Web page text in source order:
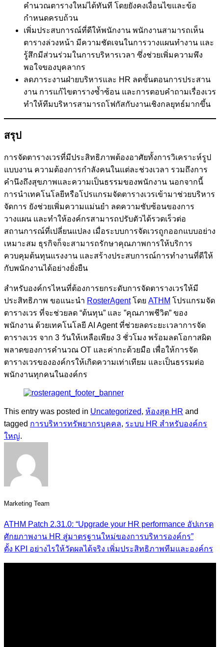
คำนวณตารางใหม่ได้ทันที โดยยังคงเงื่อนไขและข้อ
กำหนดครบถ้วน
เพิ่มประสบการณ์ที่ดีให้พนักงาน พนักงานสามารถเห็น
ตารางล่วงหน้า มีความชัดเจนในการวางแผนทำงาน และ
รู้สึกมีส่วนร่วมในการบริหารเวลา ซึ่งช่วยเพิ่มความพึง
พอใจของบุคลากร
ลดภาระงานฝ่ายบริหารและ HR ลดขั้นตอนการประสาน
งาน การแก้ไขตารางซ้ำซ้อน และการตอบคำถามเรื่องเวร
ทำให้ทีมบริหารสามารถโฟกัสกับงานเชิงกลยุทธ์มากขึ้น
สรุป
การจัดตารางเวรที่มีประสิทธิภาพต้องอาศัยทั้งการวิเคราะห์รูป
แบบงาน ความต้องการกำลังคนในแต่ละช่วงเวลา รวมถึงการ
คำนึงถึงสุขภาพและความเป็นธรรมของพนักงาน นอกจากนี้
การนำเทคโนโลยีหรือโปรแกรมจัดตารางเวรเข้ามาช่วยบริหาร
จัดการ ยังช่วยเพิ่มความแม่นยำ ลดความซับซ้อนของการ
วางแผน และทำให้องค์กรสามารถปรับตัวได้รวดเร็วต่อ
สถานการณ์ที่เปลี่ยนแปลง เมื่อระบบการจัดเวรถูกออกแบบอย่าง
เหมาะสม ธุรกิจก็จะสามารถรักษาคุณภาพการให้บริการ
ควบคุมต้นทุนแรงงาน และสร้างประสบการณ์การทำงานที่ดีให้
กับพนักงานได้อย่างยั่งยืน
สำหรับองค์กรไหนที่ต้องการยกระดับการจัดตารางเวรให้มี
ประสิทธิภาพ ขอแนะนำ RosterAgentโดย ATHM โปรแกรมจัด
ตารางเวร ที่จะช่วยลด “ต้นทุน” และ ”คุณภาพชีวิต” ของ
พนักงาน ด้วยเทคโนโลยี AI Agent ที่ช่วยลดระยะเวลาการจัด
ตารางเวร จาก 3 วันให้เหลือเพียง 3 ชั่วโมง พร้อมลดโอกาสผิด
พลาดของการคำนวณ OT และค่ากะด้วยมือ เพื่อให้การจัด
ตารางเวรขององค์กรให้เกิดความเท่าเทียม และเป็นธรรมต่อ
พนักงานทุกคนในองค์กร
This entry was posted in Uncategorized, ห้องสุด HR and
tagged การบริหารทรัพยากรบุคคล, ระบบ HR สำหรับองค์กร
ใหญ่.
Marketing Team
ATHM Patch 2.31.0: “Upgrade your HR performance อัปเกรด
ศักยภาพงาน HR สู่มาตรฐานใหม่ของการบริหารองค์กร”
ตั้ง KPI อย่างไรให้วัดผลได้จริง เพิ่มประสิทธิภาพทีมและองค์กร